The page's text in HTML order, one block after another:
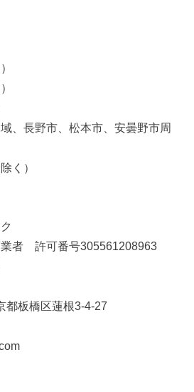
、長野市、松本市、安曇野市周
く）
業者 許可番号305561208963
板橋区蓮根3-4-27